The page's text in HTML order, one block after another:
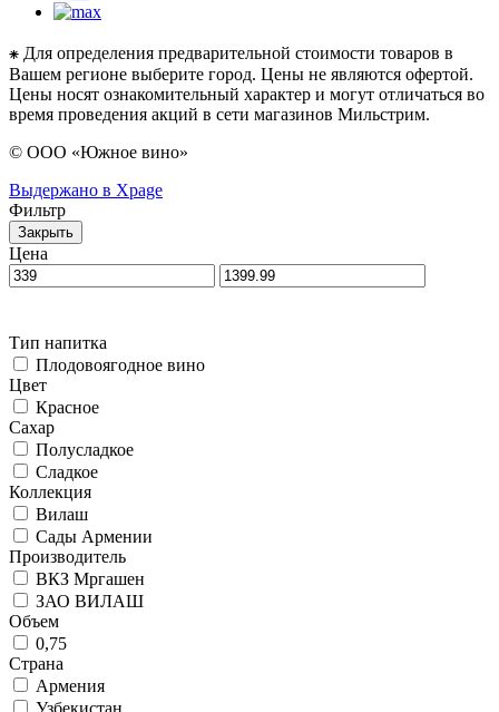
⁕ Для определения предварительной стоимости товаров в
Вашем регионе выберите город. Цены не являются офертой.
Цены носят ознакомительный характер и могут отличаться во
время проведения акций в сети магазинов Мильстрим.
© ООО «Южное вино»
Выдержано в Xpage
Фильтр
Закрыть
Цена
Тип напитка
Плодовоягодное вино
Цвет
Красное
Сахар
Полусладкое
Сладкое
Коллекция
Вилаш
Сады Армении
Производитель
ВКЗ Мргашен
ЗАО ВИЛАШ
Объем
0,75
Страна
Армения
Узбекистан